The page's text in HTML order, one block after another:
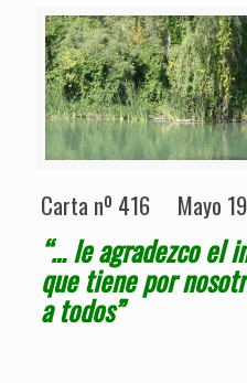
Carta nº 416 Mayo
“… le agradezco el
que tiene por
a todos”